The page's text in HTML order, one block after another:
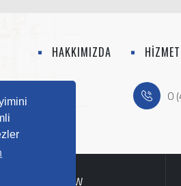
HAKKIMIZDA
0
Hakkı Saklıdır. ACW